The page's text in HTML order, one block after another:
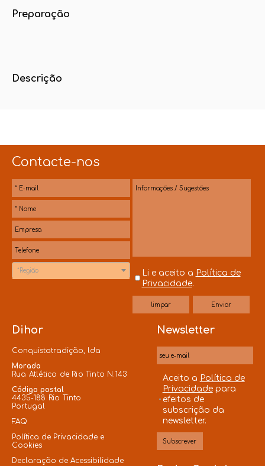
Preparação
Descrição
Contacte-nos
*Região Li e aceito a Política de
Privacidade.
Dihor
Conquistatradição, lda
Morada
Rua Atlético de Rio Tinto N.143
Código postal
4435-188 Rio Tinto
Portugal
FAQ
Política de Privacidade e
Cookies
Declaração de Acessibilidade
Newsletter
Aceito a Política de
Privacidadepara
efeitos de
subscrição da
newsletter.